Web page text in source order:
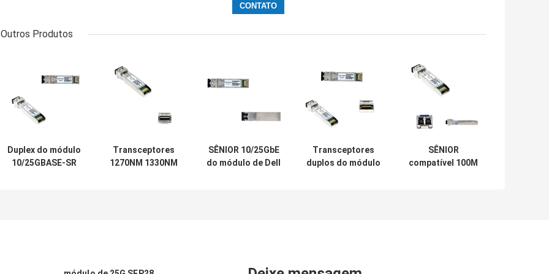
Outros Produtos
Duplex do módulo
10/25GBASE-SR
Transceptores
1270NM 1330NM
SÊNIOR 10/25GbE
do módulo de Dell
Transceptores
duplos do módulo
SÊNIOR
compatível 100M